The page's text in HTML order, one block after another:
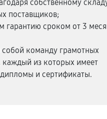
собственному
поставщиков;
гарантию сроком от 3
собой команду грамотных
каждый из которых имеет
и сертификаты.